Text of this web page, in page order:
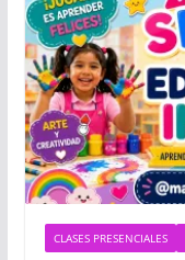
CLASES PRESENCIALES